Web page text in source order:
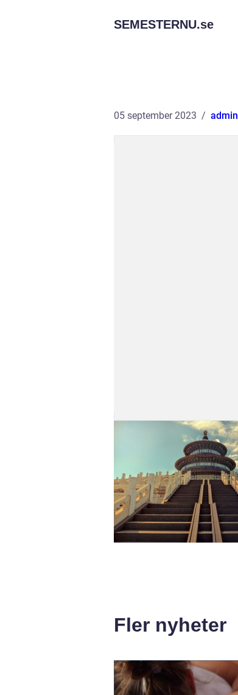
SEMESTERNU.se
05 september 2023 admin
Fler nyheter